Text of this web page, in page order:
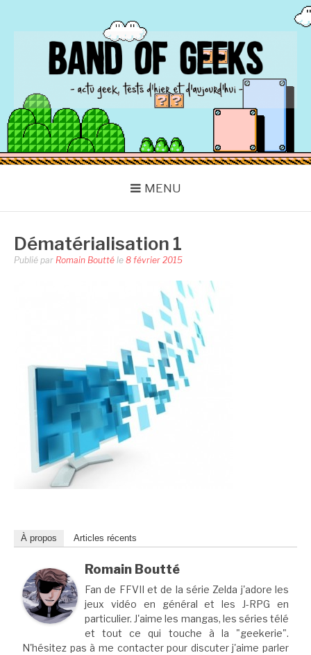
BAND OF GEEKS
Actu Geek d'hier et d'aujourd'hui
MENU
Dématérialisation 1
Publié par Romain Boutté le 8 février 2015
À propos Articles récents
Romain Boutté
Fan de FFVII et de la série Zelda j'adore les
jeux vidéo en général et les J-RPG en
particulier. J'aime les mangas, les séries télé
et tout ce qui touche à la "geekerie".
N'hésitez pas à me contacter pour discuter j'aime parler